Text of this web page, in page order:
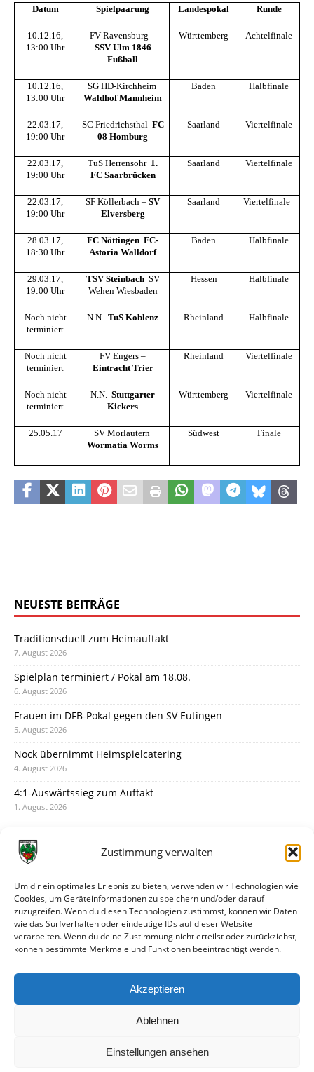
Zustimmung verwalten
Um dir ein optimales Erlebnis zu bieten, verwenden wir Technologien wie
Cookies, um Geräteinformationen zu speichern und/oder darauf
zuzugreifen. Wenn du diesen Technologien zustimmst, können wir Daten
wie das Surfverhalten oder eindeutige IDs auf dieser Website
verarbeiten. Wenn du deine Zustimmung nicht erteilst oder zurückziehst,
können bestimmte Merkmale und Funktionen beeinträchtigt werden.
Akzeptieren
Ablehnen
Einstellungen ansehen
Datum Spielpaarung Landespokal Runde
10.12.16,
13:00 Uhr
FV Ravensburg –
SSV Ulm 1846
Fußball
Württemberg Achtelfinale
10.12.16,
13:00 Uhr
SG HD-Kirchheim 
Waldhof Mannheim
Baden Halbfinale
22.03.17,
19:00 Uhr
SC Friedrichsthal  FC
08 Homburg
Saarland Viertelfinale
22.03.17,
19:00 Uhr
TuS Herrensohr  1.
FC Saarbrücken
Saarland Viertelfinale
22.03.17,
19:00 Uhr
SF Köllerbach – SV
Elversberg
Saarland Viertelfinale
28.03.17,
18:30 Uhr
FC Nöttingen  FC-
Astoria Walldorf
Baden Halbfinale
29.03.17,
19:00 Uhr
TSV Steinbach SV
Wehen Wiesbaden
Hessen Halbfinale
Noch nicht
terminiert
N.N.  TuS Koblenz Rheinland Halbfinale
Noch nicht
terminiert
FV Engers –
Eintracht Trier
Rheinland Viertelfinale
Noch nicht
terminiert
N.N.  Stuttgarter
Kickers
Württemberg Viertelfinale
25.05.17
SV Morlautern 
Wormatia Worms
Südwest Finale
NEUESTE BEITRÄGE
Traditionsduell zum Heimauftakt
7. August 2026
Spielplan terminiert / Pokal am 18.08.
6. August 2026
Frauen im DFB-Pokal gegen den SV Eutingen
5. August 2026
Nock übernimmt Heimspielcatering
4. August 2026
4:1-Auswärtssieg zum Auftakt
1. August 2026
31. Juli 2026
30. Juli 2026
Deine Spielminute: 89+1
28. Juli 2026
Neuer Rückensponsor
Neue Podcast-Folge: So tickt Björn!
27. Juli 2026